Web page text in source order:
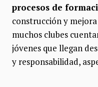
procesos de
construcción y
muchos clubes
jóvenes que llegan
y responsabilidad,